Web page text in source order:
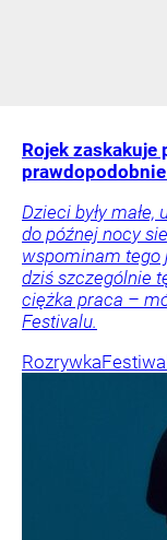
Rojek zaskakuje
Dzieci były
do późnej nocy
wspominam tego
dziś szczególnie
ciężka praca –
Festivalu.
Rozrywka